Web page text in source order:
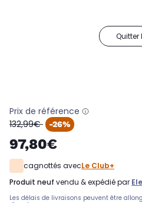
Quitter
Prix de référence
oldPrice
132,99€ -26%
97,80€
cagnottés avecLe Club+
produit neuf vendu & expédié par
Les délais de livraisons peuvent être
d'année.